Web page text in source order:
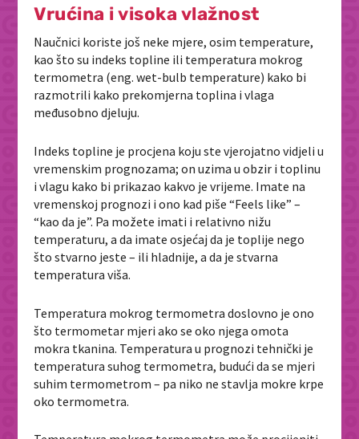
Vrućina i visoka vlažnost
Naučnici koriste još neke mjere, osim temperature,
kao što su indeks topline ili temperatura mokrog
termometra (eng. wet-bulb temperature) kako bi
razmotrili kako prekomjerna toplina i vlaga
međusobno djeluju.
Indeks topline je procjena koju ste vjerojatno vidjeli u
vremenskim prognozama; on uzima u obzir i toplinu
i vlagu kako bi prikazao kakvo je vrijeme. Imate na
vremenskoj prognozi i ono kad piše “Feels like” –
“kao da je”. Pa možete imati i relativno nižu
temperaturu, a da imate osjećaj da je toplije nego
što stvarno jeste – ili hladnije, a da je stvarna
temperatura viša.
Temperatura mokrog termometra doslovno je ono
što termometar mjeri ako se oko njega omota
mokra tkanina. Temperatura u prognozi tehnički je
temperatura suhog termometra, budući da se mjeri
suhim termometrom – pa niko ne stavlja mokre krpe
oko termometra.